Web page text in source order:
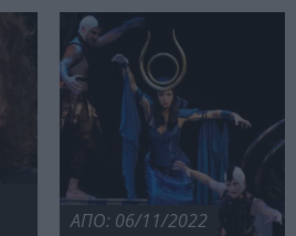
ΑΠΟ: 06/11/2022